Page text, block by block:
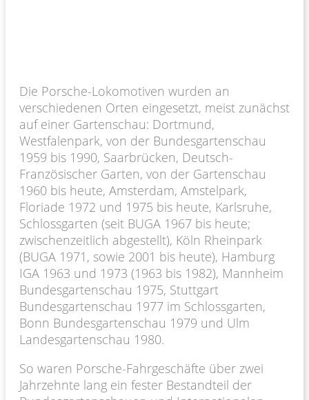
Die Porsche-Lokomotiven wurden an
verschiedenen Orten eingesetzt, meist zunächst
auf einer Gartenschau: Dortmund,
Westfalenpark, von der Bundesgartenschau
1959 bis 1990, Saarbrücken, Deutsch-
Französischer Garten, von der Gartenschau
1960 bis heute, Amsterdam, Amstelpark,
Floriade 1972 und 1975 bis heute, Karlsruhe,
Schlossgarten (seit BUGA 1967 bis heute;
zwischenzeitlich abgestellt), Köln Rheinpark
(BUGA 1971, sowie 2001 bis heute), Hamburg
IGA 1963 und 1973 (1963 bis 1982), Mannheim
Bundesgartenschau 1975, Stuttgart
Bundesgartenschau 1977 im Schlossgarten,
Bonn Bundesgartenschau 1979 und Ulm
Landesgartenschau 1980.
So waren Porsche-Fahrgeschäfte über zwei
Jahrzehnte lang ein fester Bestandteil der